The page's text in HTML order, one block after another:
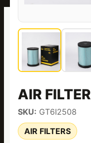
AIR FILTER
SKU: GT6I2508
AIR FILTERS